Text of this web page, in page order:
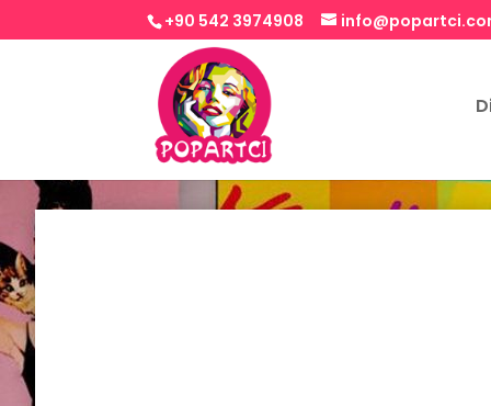
+90 542 3974908